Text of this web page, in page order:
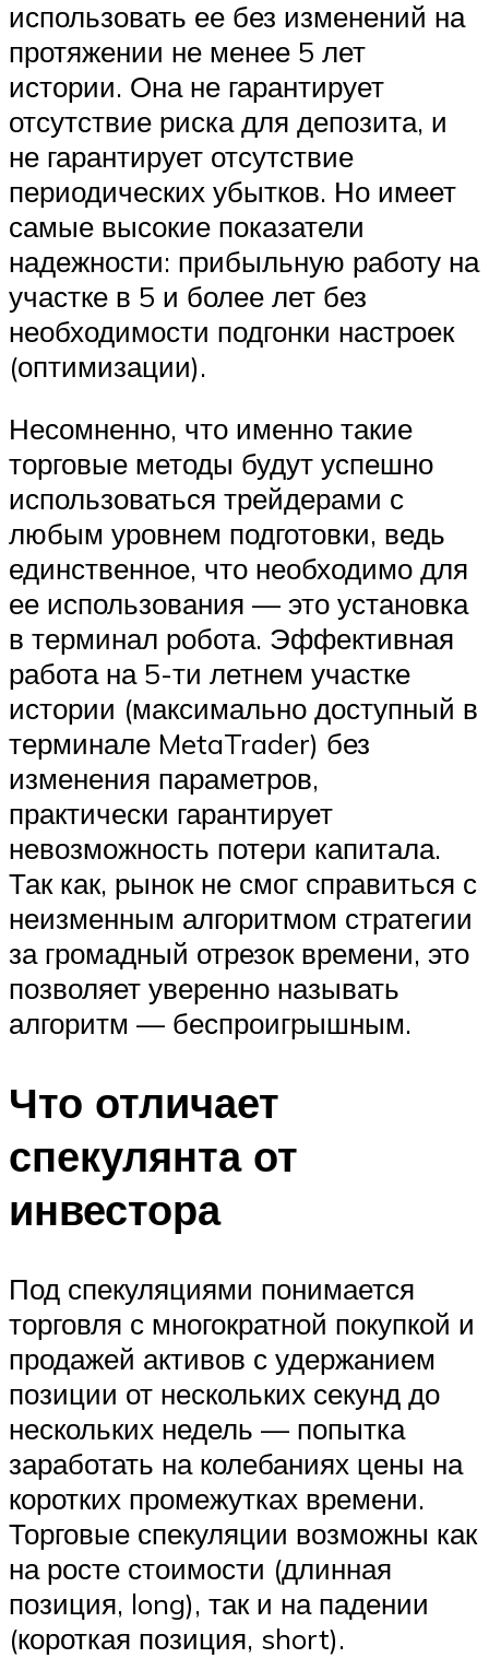
использовать ее без изменений на
протяжении не менее 5 лет
истории. Она не гарантирует
отсутствие риска для депозита, и
не гарантирует отсутствие
периодических убытков. Но имеет
самые высокие показатели
надежности: прибыльную работу на
участке в 5 и более лет без
необходимости подгонки настроек
(оптимизации).
Несомненно, что именно такие
торговые методы будут успешно
использоваться трейдерами с
любым уровнем подготовки, ведь
единственное, что необходимо для
ее использования — это установка
в терминал робота. Эффективная
работа на 5-ти летнем участке
истории (максимально доступный в
терминале MetaTrader) без
изменения параметров,
практически гарантирует
невозможность потери капитала.
Так как, рынок не смог справиться с
неизменным алгоритмом стратегии
за громадный отрезок времени, это
позволяет уверенно называть
алгоритм — беспроигрышным.
Что отличает
спекулянта от
инвестора
Под спекуляциями понимается
торговля с многократной покупкой и
продажей активов с удержанием
позиции от нескольких секунд до
нескольких недель — попытка
заработать на колебаниях цены на
коротких промежутках времени.
Торговые спекуляции возможны как
на росте стоимости (длинная
позиция, long), так и на падении
(короткая позиция, short).